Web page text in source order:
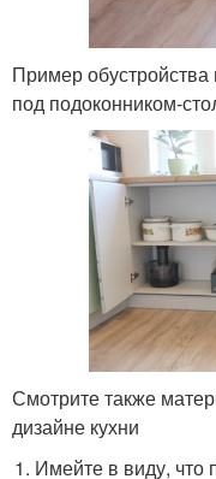
Пример
под подоконником-
Смотрите также
дизайне кухни
Имейте в виду, что